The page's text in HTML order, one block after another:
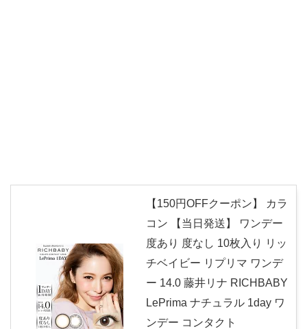
【150円OFFクーポン】 カラ
コン 【当日発送】 ワンデー
度あり 度なし 10枚入り リッ
チベイビー リプリマ ワンデ
ー 14.0 藤井リナ RICHBABY
LePrima ナチュラル 1day ワ
ンデー コンタクト